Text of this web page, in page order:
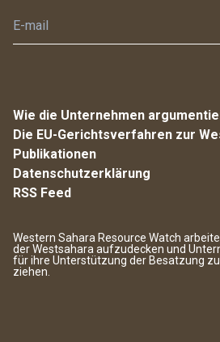
Wie die Unternehmen
Die EU-Gerichtsverfahren zur
Publikationen
Datenschutzerklärung
RSS Feed
Western Sahara Resource Watch
der Westsahara aufzudecken und
für ihre Unterstützung der Besatzung
ziehen.